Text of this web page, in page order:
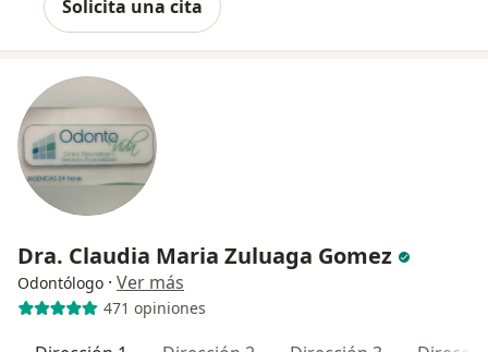
Solicita una cita
Dra. Claudia Maria Zuluaga Gomez
Odontólogo · Ver más
471 opiniones